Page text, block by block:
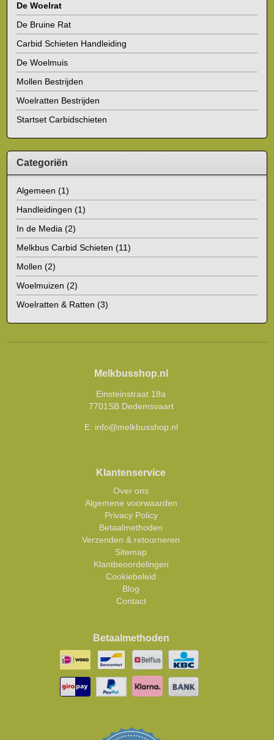
De Woelrat
De Bruine Rat
Carbid Schieten Handleiding
De Woelmuis
Mollen Bestrijden
Woelratten Bestrijden
Startset Carbidschieten
Categoriën
Algemeen(1)
Handleidingen(1)
In de Media(2)
Melkbus Carbid Schieten(11)
Mollen(2)
Woelmuizen(2)
Woelratten & Ratten(3)
Melkbusshop.nl
Einsteinstraat 18a
7701SB Dedemsvaart
E: info@melkbusshop.nl
Klantenservice
Over ons
Algemene voorwaarden
Privacy Policy
Betaalmethoden
Verzenden & retourneren
Sitemap
Klantbeoordelingen
Cookiebeleid
Blog
Contact
Betaalmethoden